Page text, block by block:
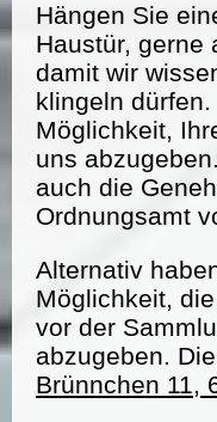
Hängen Sie
Haustür, gerne
damit wir
klingeln
Möglichkeit,
uns
auch die
Ordnungsamt
Alternativ
Möglichkeit,
vor der
abzugeben.
Brünnchen 11,